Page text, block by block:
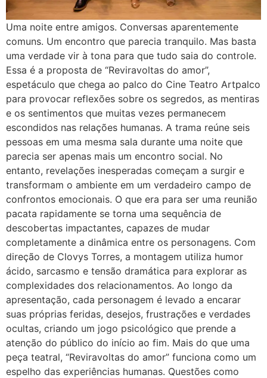
Uma noite entre amigos. Conversas aparentemente
comuns. Um encontro que parecia tranquilo. Mas basta
uma verdade vir à tona para que tudo saia do controle.
Essa é a proposta de “Reviravoltas do amor”,
espetáculo que chega ao palco do Cine Teatro Artpalco
para provocar reflexões sobre os segredos, as mentiras
e os sentimentos que muitas vezes permanecem
escondidos nas relações humanas. A trama reúne seis
pessoas em uma mesma sala durante uma noite que
parecia ser apenas mais um encontro social. No
entanto, revelações inesperadas começam a surgir e
transformam o ambiente em um verdadeiro campo de
confrontos emocionais. O que era para ser uma reunião
pacata rapidamente se torna uma sequência de
descobertas impactantes, capazes de mudar
completamente a dinâmica entre os personagens. Com
direção de Clovys Torres, a montagem utiliza humor
ácido, sarcasmo e tensão dramática para explorar as
complexidades dos relacionamentos. Ao longo da
apresentação, cada personagem é levado a encarar
suas próprias feridas, desejos, frustrações e verdades
ocultas, criando um jogo psicológico que prende a
atenção do público do início ao fim. Mais do que uma
peça teatral, “Reviravoltas do amor” funciona como um
espelho das experiências humanas. Questões como